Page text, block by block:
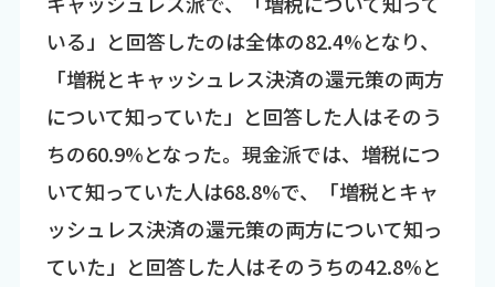
いる」と回答したのは全体の82.4%となり、
「増税とキャッシュレス決済の還元策の両方
について知っていた」と回答した人はそのう
ちの60.9%となった。現金派では、増税につ
いて知っていた人は68.8%で、「増税とキャ
ッシュレス決済の還元策の両方について知っ
ていた」と回答した人はそのうちの42.8%と